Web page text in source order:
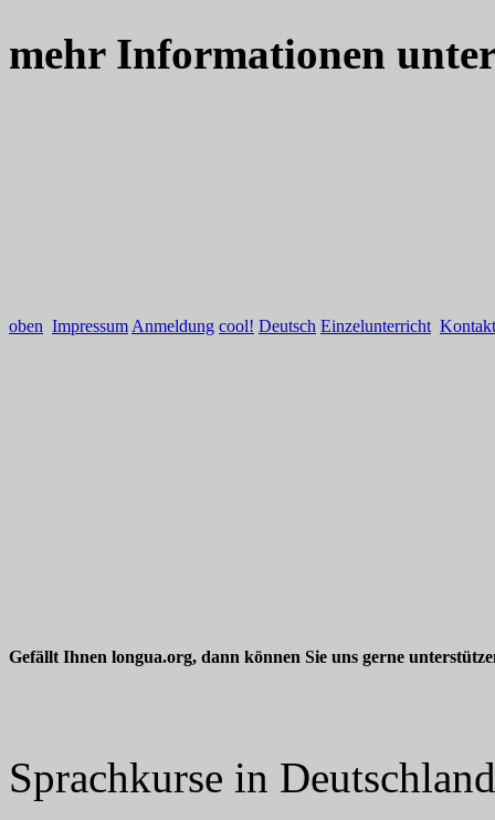
mehr Informationen
oben Impressum Anmeldung cool! Deutsch Einzelunterricht Kontakt
Gefällt Ihnen longua.org, dann können Sie uns gerne
Sprachkurse in